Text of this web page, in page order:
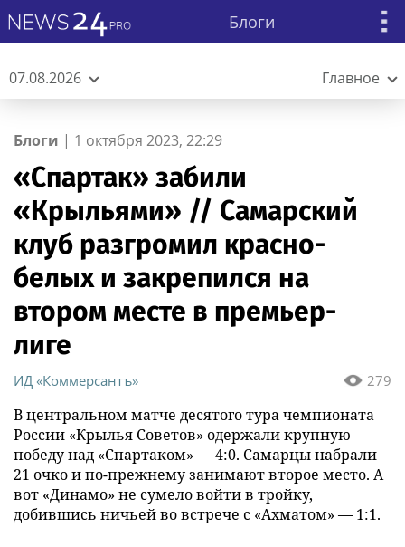
Блоги
07.08.2026 Главное
Блоги | 1 октября 2023, 22:29
«Спартак» забили
«Крыльями» // Самарский
клуб разгромил красно-
белых и закрепился на
втором месте в премьер-
лиге
279
ИД «Коммерсантъ»
В центральном матче десятого тура чемпионата
России «Крылья Советов» одержали крупную
победу над «Спартаком» — 4:0. Самарцы набрали
21 очко и по-прежнему занимают второе место. А
вот «Динамо» не сумело войти в тройку,
добившись ничьей во встрече с «Ахматом» — 1:1.